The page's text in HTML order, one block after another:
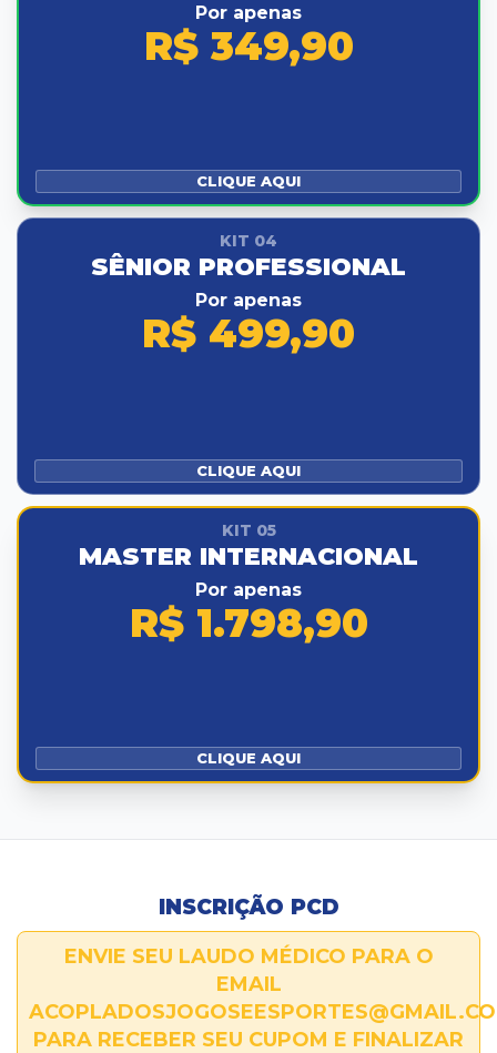
Por apenas
R$ 349,90
CLIQUE AQUI
KIT 04
SÊNIOR PROFESSIONAL
Por apenas
R$ 499,90
CLIQUE AQUI
KIT 05
MASTER INTERNACIONAL
Por apenas
R$ 1.798,90
CLIQUE AQUI
INSCRIÇÃO PCD
ENVIE SEU LAUDO MÉDICO PARA O
EMAIL
PARA RECEBER SEU CUPOM E FINALIZAR